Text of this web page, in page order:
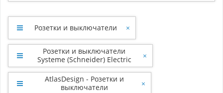
Розетки и выключатели ×
Розетки и выключатели
Systeme (Schneider) Electric
×
AtlasDesign - Розетки и
выключатели
×